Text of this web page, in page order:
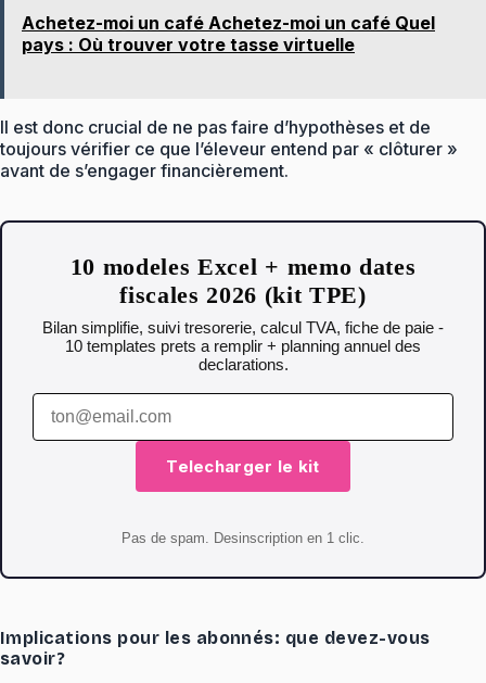
Achetez-moi un café Achetez-moi un café Quel
pays : Où trouver votre tasse virtuelle
Il est donc crucial de ne pas faire d’hypothèses et de
toujours vérifier ce que l’éleveur entend par « clôturer »
avant de s’engager financièrement.
10 modeles Excel + memo dates
fiscales 2026 (kit TPE)
Bilan simplifie, suivi tresorerie, calcul TVA, fiche de paie -
10 templates prets a remplir + planning annuel des
declarations.
Telecharger le kit
Pas de spam. Desinscription en 1 clic.
Implications pour les abonnés: que devez-vous
savoir?